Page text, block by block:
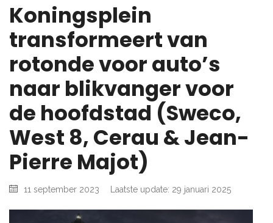
Koningsplein
transformeert van
rotonde voor auto’s
naar blikvanger voor
de hoofdstad (Sweco,
West 8, Cerau & Jean-
Pierre Majot)
11 september 2023 Laatste update: 29 januari 2025